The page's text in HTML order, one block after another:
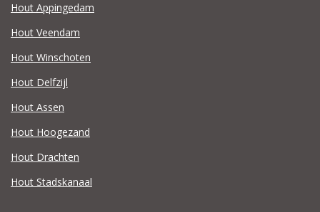
Hout Appingedam
Hout Veendam
Hout Winschoten
Hout Delfzijl
Hout Assen
Hout Hoogezand
Hout Drachten
Hout Stadskanaal